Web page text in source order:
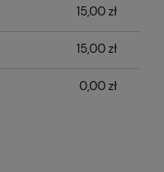
15,00 zł
15,00 zł
0,00 zł